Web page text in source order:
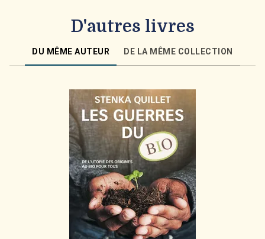
D'autres livres
DU MÊME AUTEUR DE LA MÊME COLLECTION